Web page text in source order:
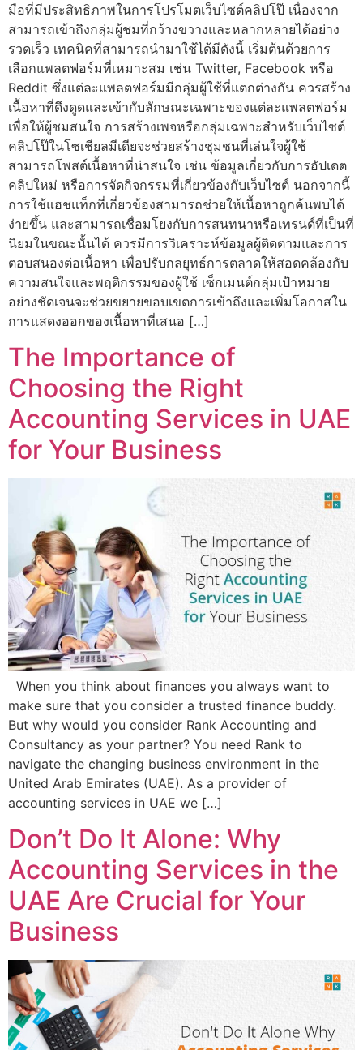
มือที่มีประสิทธิภาพในการโปรโมตเว็บไซต์คลิปโป๊ เนื่องจาก
สามารถเข้าถึงกลุ่มผู้ชมที่กว้างขวางและหลากหลายได้อย่าง
รวดเร็ว เทคนิคที่สามารถนำมาใช้ได้มีดังนี้ เริ่มต้นด้วยการ
เลือกแพลตฟอร์มที่เหมาะสม เช่น Twitter, Facebook หรือ
Reddit ซึ่งแต่ละแพลตฟอร์มมีกลุ่มผู้ใช้ที่แตกต่างกัน ควรสร้าง
เนื้อหาที่ดึงดูดและเข้ากับลักษณะเฉพาะของแต่ละแพลตฟอร์ม
เพื่อให้ผู้ชมสนใจ การสร้างเพจหรือกลุ่มเฉพาะสำหรับเว็บไซต์
คลิปโป๊ในโซเชียลมีเดียจะช่วยสร้างชุมชนที่เล่นใจผู้ใช้
สามารถโพสต์เนื้อหาที่น่าสนใจ เช่น ข้อมูลเกี่ยวกับการอัปเดต
คลิปใหม่ หรือการจัดกิจกรรมที่เกี่ยวข้องกับเว็บไซต์ นอกจากนี้
การใช้แฮชแท็กที่เกี่ยวข้องสามารถช่วยให้เนื้อหาถูกค้นพบได้
ง่ายขึ้น และสามารถเชื่อมโยงกับการสนทนาหรือเทรนด์ที่เป็นที่
นิยมในขณะนั้นได้ ควรมีการวิเคราะห์ข้อมูลผู้ติดตามและการ
ตอบสนองต่อเนื้อหา เพื่อปรับกลยุทธ์การตลาดให้สอดคล้องกับ
ความสนใจและพฤติกรรมของผู้ใช้ เซ็กเมนต์กลุ่มเป้าหมาย
อย่างชัดเจนจะช่วยขยายขอบเขตการเข้าถึงและเพิ่มโอกาสใน
การแสดงออกของเนื้อหาที่เสนอ […]
The Importance of
Choosing the Right
Accounting Services in UAE
for Your Business
When you think about finances you always want to
make sure that you consider a trusted finance buddy.
But why would you consider Rank Accounting and
Consultancy as your partner? You need Rank to
navigate the changing business environment in the
United Arab Emirates (UAE). As a provider of
accounting services in UAE we […]
Don’t Do It Alone: Why
Accounting Services in the
UAE Are Crucial for Your
Business